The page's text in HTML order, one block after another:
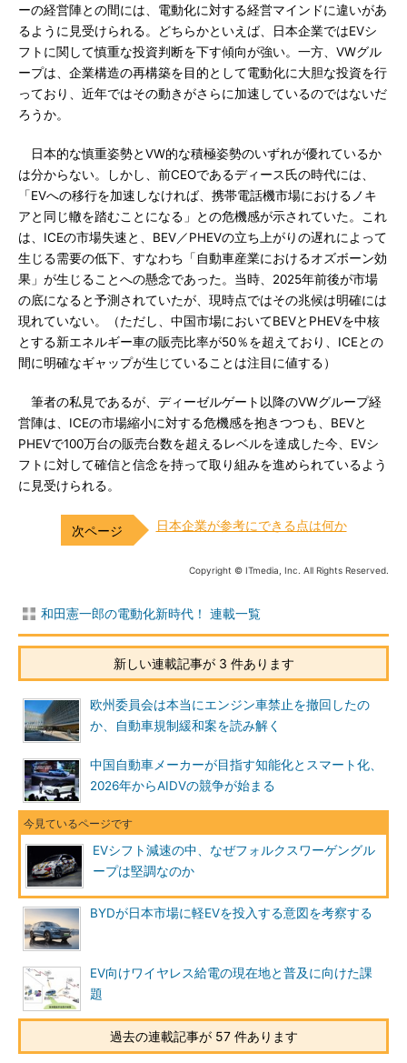
ーの経営陣との間には、電動化に対する経営マインドに違いがあ
るように見受けられる。どちらかといえば、日本企業ではEVシ
フトに関して慎重な投資判断を下す傾向が強い。一方、VWグル
ープは、企業構造の再構築を目的として電動化に大胆な投資を行
っており、近年ではその動きがさらに加速しているのではないだ
ろうか。
日本的な慎重姿勢とVW的な積極姿勢のいずれが優れているか
は分からない。しかし、前CEOであるディース氏の時代には、
「EVへの移行を加速しなければ、携帯電話機市場におけるノキ
アと同じ轍を踏むことになる」との危機感が示されていた。これ
は、ICEの市場失速と、BEV／PHEVの立ち上がりの遅れによって
生じる需要の低下、すなわち「自動車産業におけるオズボーン効
果」が生じることへの懸念であった。当時、2025年前後が市場
の底になると予測されていたが、現時点ではその兆候は明確には
現れていない。（ただし、中国市場においてBEVとPHEVを中核
とする新エネルギー車の販売比率が50％を超えており、ICEとの
間に明確なギャップが生じていることは注目に値する）
筆者の私見であるが、ディーゼルゲート以降のVWグループ経
営陣は、ICEの市場縮小に対する危機感を抱きつつも、BEVと
PHEVで100万台の販売台数を超えるレベルを達成した今、EVシ
フトに対して確信と信念を持って取り組みを進められているよう
に見受けられる。
日本企業が参考にできる点は何か
Copyright © ITmedia, Inc. All Rights Reserved.
和田憲一郎の電動化新時代！ 連載一覧
新しい連載記事が 3 件あります
欧州委員会は本当にエンジン車禁止を撤回したの
か、自動車規制緩和案を読み解く
中国自動車メーカーが目指す知能化とスマート化、
2026年からAIDVの競争が始まる
EVシフト減速の中、なぜフォルクスワーゲングル
ープは堅調なのか
BYDが日本市場に軽EVを投入する意図を考察する
EV向けワイヤレス給電の現在地と普及に向けた課
題
過去の連載記事が 57 件あります